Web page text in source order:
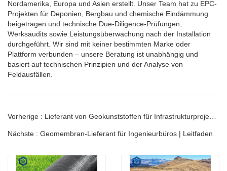
Nordamerika, Europa und Asien erstellt. Unser Team hat zu EPC-
Projekten für Deponien, Bergbau und chemische Eindämmung
beigetragen und technische Due-Diligence-Prüfungen,
Werksaudits sowie Leistungsüberwachung nach der Installation
durchgeführt. Wir sind mit keiner bestimmten Marke oder
Plattform verbunden – unsere Beratung ist unabhängig und
basiert auf technischen Prinzipien und der Analyse von
Feldausfällen.
Nächste : Geomembran-Lieferant für Ingenieurbüros | Leitfaden